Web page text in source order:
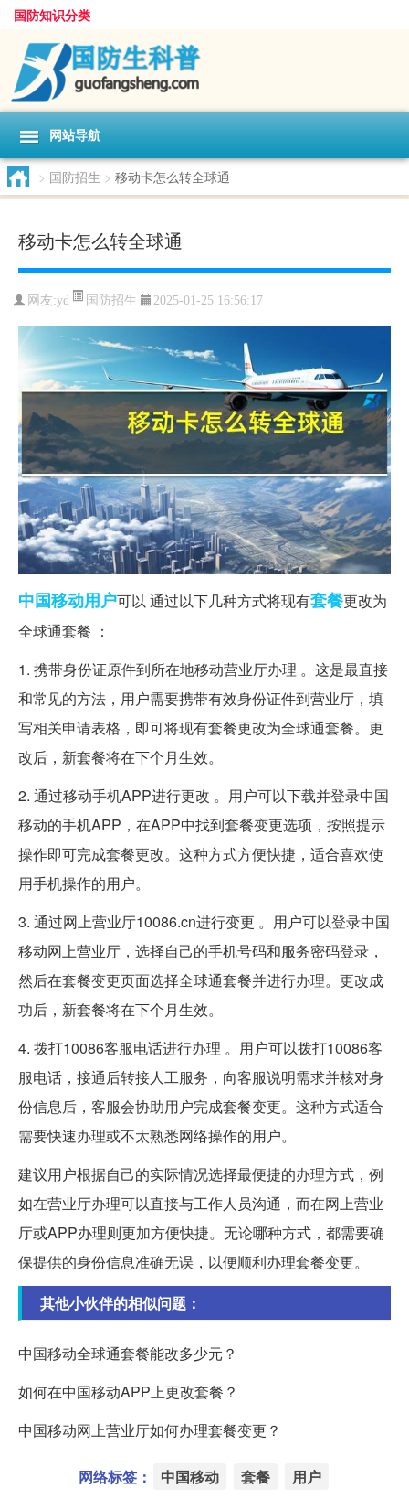
国防知识分类
网站导航
> 国防招生 > 移动卡怎么转全球通
移动卡怎么转全球通
网友:yd 国防招生 2025-01-25 16:56:17
中国移动用户可以 通过以下几种方式将现有套餐更改为
全球通套餐 ：
1. 携带身份证原件到所在地移动营业厅办理 。这是最直接
和常见的方法，用户需要携带有效身份证件到营业厅，填
写相关申请表格，即可将现有套餐更改为全球通套餐。更
改后，新套餐将在下个月生效。
2. 通过移动手机APP进行更改 。用户可以下载并登录中国
移动的手机APP，在APP中找到套餐变更选项，按照提示
操作即可完成套餐更改。这种方式方便快捷，适合喜欢使
用手机操作的用户。
3. 通过网上营业厅10086.cn进行变更 。用户可以登录中国
移动网上营业厅，选择自己的手机号码和服务密码登录，
然后在套餐变更页面选择全球通套餐并进行办理。更改成
功后，新套餐将在下个月生效。
4. 拨打10086客服电话进行办理 。用户可以拨打10086客
服电话，接通后转接人工服务，向客服说明需求并核对身
份信息后，客服会协助用户完成套餐变更。这种方式适合
需要快速办理或不太熟悉网络操作的用户。
建议用户根据自己的实际情况选择最便捷的办理方式，例
如在营业厅办理可以直接与工作人员沟通，而在网上营业
厅或APP办理则更加方便快捷。无论哪种方式，都需要确
保提供的身份信息准确无误，以便顺利办理套餐变更。
其他小伙伴的相似问题：
中国移动全球通套餐能改多少元？
如何在中国移动APP上更改套餐？
中国移动网上营业厅如何办理套餐变更？
网络标签： 中国移动 套餐 用户